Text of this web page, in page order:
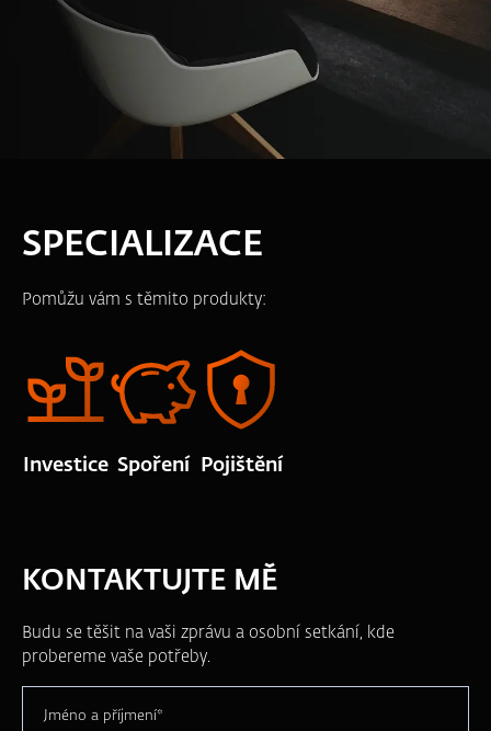
SPECIALIZACE
Pomůžu vám s těmito produkty:
Investice Spoření Pojištění
KONTAKTUJTE MĚ
Budu se těšit na vaši zprávu a osobní setkání, kde
probereme vaše potřeby.
Jméno a příjmení*